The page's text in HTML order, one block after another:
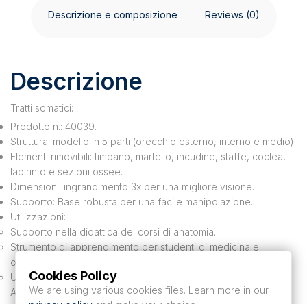
Descrizione e composizione Reviews (0)
Descrizione
Tratti somatici:
Prodotto n.: 40039.
Struttura: modello in 5 parti (orecchio esterno, interno e medio).
Elementi rimovibili: timpano, martello, incudine, staffe, coclea,
labirinto e sezioni ossee.
Dimensioni: ingrandimento 3x per una migliore visione.
Supporto: Base robusta per una facile manipolazione.
Utilizzazioni:
Supporto nella didattica dei corsi di anatomia.
Strumento di apprendimento per studenti di medicina e
otorinolaringoiatria.
Utilizzato negli studi medici per spiegare patologie ai pazienti.
Applicazioni:
Cookies Policy
We are using various cookies files. Learn more in our